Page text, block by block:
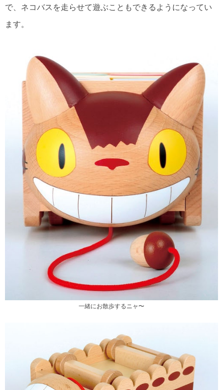
で、ネコバスを走らせて遊ぶこともできるようになってい
ます。
一緒にお散歩するニャ〜